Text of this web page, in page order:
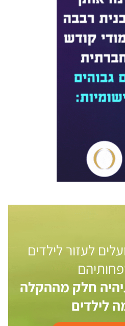
לעזור לילדים
חלק מההקלה
לילדים